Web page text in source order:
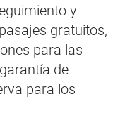
y
gratuitos,
para las
de
para los